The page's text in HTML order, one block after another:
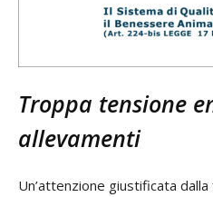
Troppa tensione
allevamenti
Un’attenzione giustificata